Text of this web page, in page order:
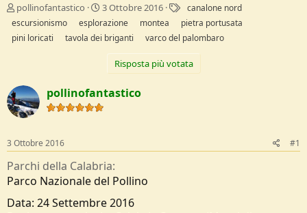
C
r
e
a
e
D
i
c
u
s
s
o
pollinofantastico
D
a
a
n
i
3 Ottobre 2016
a
g
canalone nord
escursionismo
esplorazione montea
pietra portusata
pini loricati
tavola dei briganti varco del palombaro
Risposta più votata
pollinofantastico
3 Ottobre 2016 #1
Parchi della Calabria
Parco Nazionale del Pollino
Data: 24 Settembre 2016